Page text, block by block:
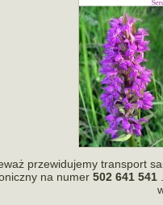
prze­wi­du­jemy trans­port
na numer 502 641 541